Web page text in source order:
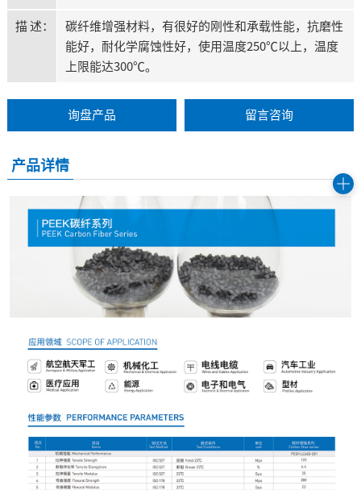
描 述：
碳纤维增强材料，有很好的刚性和承载性能，抗磨性
能好，耐化学腐蚀性好，使用温度250℃以上，温度
上限能达300℃。
询盘产品 留言咨询
产品详情